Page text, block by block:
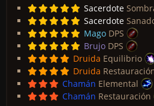
Sacerdote
Sacerdote
Mago DPS
Brujo DPS
Druida Equilibrio
Druida
Chamán Elemental
Chamán Restauración